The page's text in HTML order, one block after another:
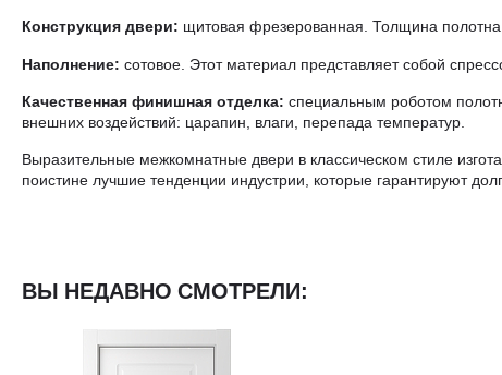
Конструкция двери: щитовая фрезерованная. Толщина
Наполнение: сотовое. Этот материал представляет собой
Качественная финишная отделка: специальным роботом
внешних воздействий: царапин, влаги, перепада температур.
Выразительные межкомнатные двери в классическом стиле
поистине лучшие тенденции индустрии, которые гарантируют
ВЫ НЕДАВНО СМОТРЕЛИ: